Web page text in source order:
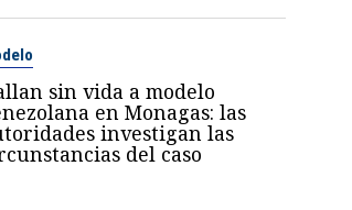
sin vida a modelo
en Monagas: las
investigan las
del caso